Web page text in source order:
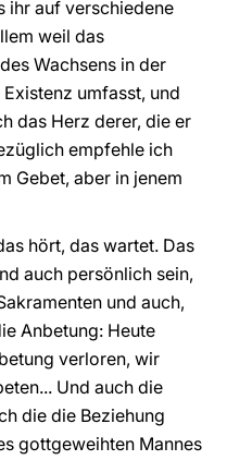
ihr auf verschiedene
weil das
Wachsens in der
umfasst, und
das Herz derer, die er
empfehle ich
Gebet, aber in jenem
hört, das wartet. Das
auch persönlich sein,
und auch,
Anbetung: Heute
verloren, wir
Und auch die
die die Beziehung
gottgeweihten Mannes